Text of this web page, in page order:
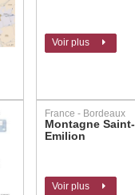
Voir plus
France - Bordeaux
Montagne Saint-
Emilion
Voir plus